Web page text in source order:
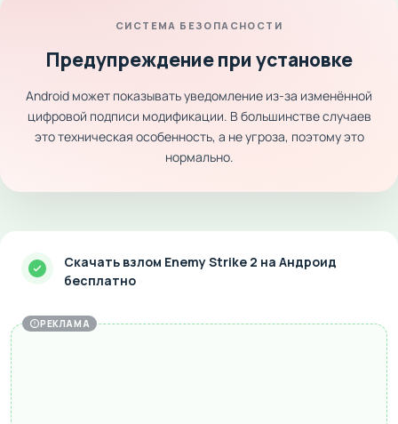
СИСТЕМА БЕЗОПАСНОСТИ
Предупреждение при установке
Android может показывать уведомление из-за изменённой
цифровой подписи модификации. В большинстве случаев
это техническая особенность, а не угроза, поэтому это
нормально.
Скачать взлом Enemy Strike 2 на Андроид
бесплатно
РЕКЛАМА